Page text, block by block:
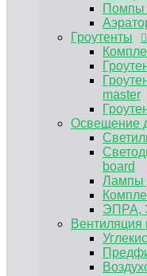
ЭПРА,
Вентиляция
Субстраты
Горшки
Помпы
Гроутенты
master
Освещение
board
Лампы
ЭПРА,
Вентиляция